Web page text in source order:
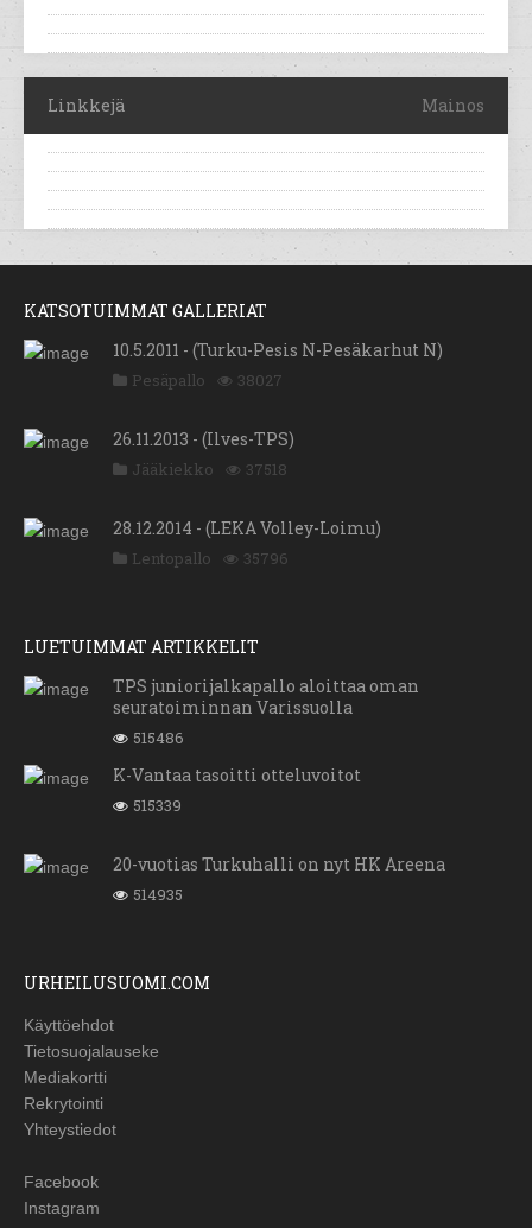
Linkkejä Mainos
KATSOTUIMMAT GALLERIAT
10.5.2011 - (Turku-Pesis N-Pesäkarhut N)
Pesäpallo 38027
26.11.2013 - (Ilves-TPS)
Jääkiekko 37518
28.12.2014 - (LEKA Volley-Loimu)
Lentopallo 35796
LUETUIMMAT ARTIKKELIT
TPS juniorijalkapallo aloittaa oman
seuratoiminnan Varissuolla
515486
K-Vantaa tasoitti otteluvoitot
515339
20-vuotias Turkuhalli on nyt HK Areena
514935
URHEILUSUOMI.COM
Käyttöehdot
Tietosuojalauseke
Mediakortti
Rekrytointi
Yhteystiedot
Facebook
Instagram